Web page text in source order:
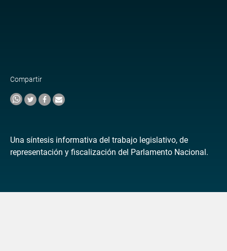
Compartir
Una síntesis informativa del trabajo legislativo, de
representación y fiscalización del Parlamento Nacional.